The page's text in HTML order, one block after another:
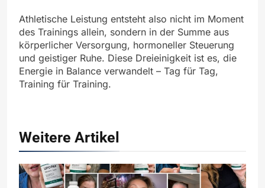
Athletische Leistung entsteht also nicht im Moment
des Trainings allein, sondern in der Summe aus
körperlicher Versorgung, hormoneller Steuerung
und geistiger Ruhe. Diese Dreieinigkeit ist es, die
Energie in Balance verwandelt – Tag für Tag,
Training für Training.
Weitere Artikel